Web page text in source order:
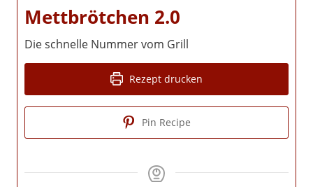
Mettbrötchen 2.0
Die schnelle Nummer vom Grill
Rezept drucken
Pin Recipe